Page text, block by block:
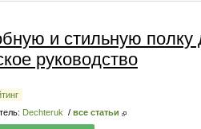
и стильную полку
руководство
Dechteruk / все статьи